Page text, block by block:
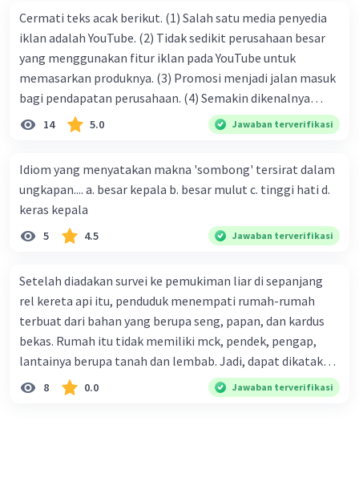
Cermati teks acak berikut. (1) Salah satu media penyedia
iklan adalah YouTube. (2) Tidak sedikit perusahaan besar
yang menggunakan fitur iklan pada YouTube untuk
memasarkan produknya. (3) Promosi menjadi jalan masuk
bagi pendapatan perusahaan. (4) Semakin dikenalnya
suatu produk oleh konsumen, semakin besar pula peluang
perusahaan kepada konsumen. Urutan yang tepat agar
menjadi teks eksposisi yang padu adalah .... A. (1)-(2)-(3)-
(4)-(5) B. (2)-(1)-(3)-(4)-(5) C. (3)-(1)-(2)-(5)-(4) D. (3)-(5)-
(4)-(1)-(2) E. (5)-(1)-(3)-(4)-(2)
14 5.0 Jawaban terverifikasi
Idiom yang menyatakan makna 'sombong' tersirat dalam
ungkapan.... a. besar kepala b. besar mulut c. tinggi hati d.
keras kepala
5 4.5 Jawaban terverifikasi
Setelah diadakan survei ke pemukiman liar di sepanjang
rel kereta api itu, penduduk menempati rumah-rumah
terbuat dari bahan yang berupa seng, papan, dan kardus
bekas. Rumah itu tidak memiliki mck, pendek, pengap,
lantainya berupa tanah dan lembab. Jadi, dapat dikatakan
bahwa tempat tinggal mereka tidak layak huni dan tidak
8 0.0 Jawaban terverifikasi